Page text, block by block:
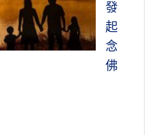
發
起
念
佛